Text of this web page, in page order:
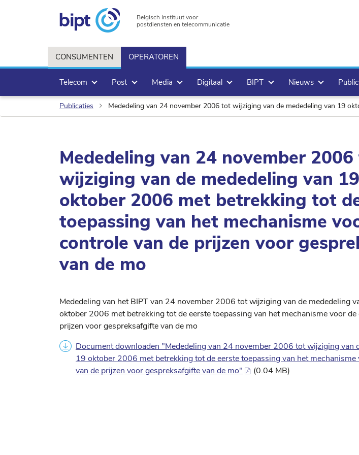
Belgisch Instituut voor
postdiensten en telecommunicatie
CONSUMENTEN OPERATOREN
Telecom Post Media Digitaal BIPT Nieuws
Publicaties Mededeling van 24 november 2006 tot wijziging van de mededeling van 19 oktober 2006 met
Mededeling van 24 november
wijziging van de mededeling van 19
oktober 2006 met betrekking tot
toepassing van het mechanisme
controle van de prijzen voor
van de mo
Mededeling van het BIPT van 24 november 2006 tot wijziging van de mededeling
oktober 2006 met betrekking tot de eerste toepassing van het mechanisme voor
prijzen voor gespreksafgifte van de mo
Document downloaden "Mededeling van 24 november 2006 tot wijziging van
19 oktober 2006 met betrekking tot de eerste toepassing van het
van de prijzen voor gespreksafgifte van de mo"
(0.04 MB)